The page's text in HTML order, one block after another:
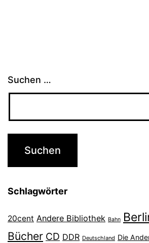
Suchen …
Schlagwörter
20cent Andere Bibliothek Bahn
Bücher CD DDR Deutschland Die